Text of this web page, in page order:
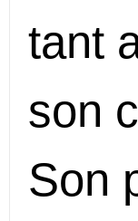
tant
son
Son